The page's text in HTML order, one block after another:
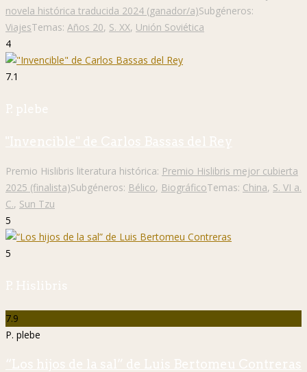
novela histórica traducida 2024 (ganador/a)Subgéneros:
ViajesTemas: Años 20, S. XX, Unión Soviética
4
7.1
P. plebe
"Invencible" de Carlos Bassas del Rey
Premio Hislibris literatura histórica: Premio Hislibris mejor cubierta
2025 (finalista)Subgéneros: Bélico, BiográficoTemas: China, S. VI a.
C., Sun Tzu
5
5
P. Hislibris
7.9
P. plebe
“Los hijos de la sal” de Luis Bertomeu Contreras